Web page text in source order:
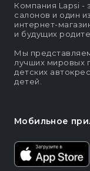
Компания Lapsi -
салонов и один
интернет-
и будущих
Мы
лучших мировых
детских
детей.
Мобильное